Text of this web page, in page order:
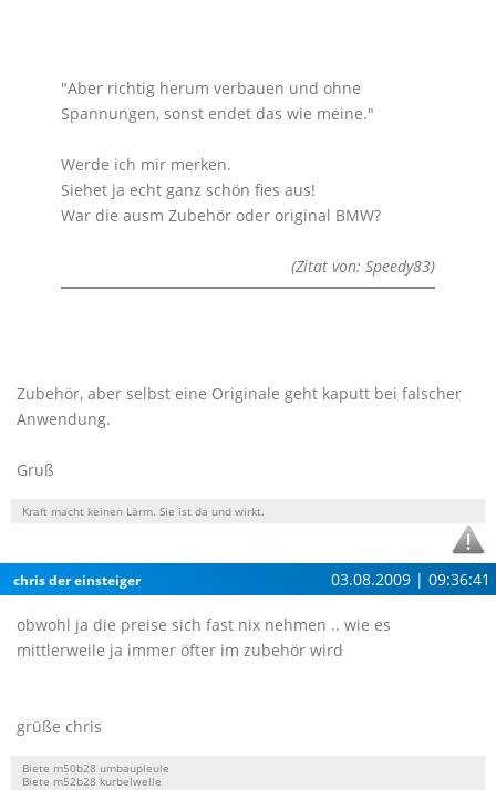
"Aber richtig herum verbauen und ohne
Spannungen, sonst endet das wie meine."
Werde ich mir merken.
Siehet ja echt ganz schön fies aus!
War die ausm Zubehör oder original BMW?
(Zitat von: Speedy83)
Zubehör, aber selbst eine Originale geht kaputt bei falscher
Anwendung.
Gruß
Kraft macht keinen Lärm. Sie ist da und wirkt.
chris der einsteiger 03.08.2009 | 09:36:41
obwohl ja die preise sich fast nix nehmen .. wie es
mittlerweile ja immer öfter im zubehör wird
grüße chris
Biete m50b28 umbaupleule
Biete m52b28 kurbelwelle